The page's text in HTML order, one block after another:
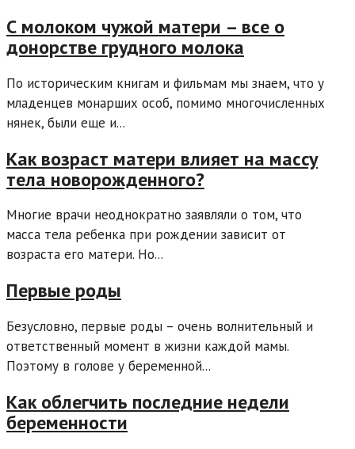
С молоком чужой матери – все о
донорстве грудного молока
По историческим книгам и фильмам мы знаем, что у
младенцев монарших особ, помимо многочисленных
нянек, были еще и...
Как возраст матери влияет на массу
тела новорожденного?
Многие врачи неоднократно заявляли о том, что
масса тела ребенка при рождении зависит от
возраста его матери. Но...
Первые роды
Безусловно, первые роды – очень волнительный и
ответственный момент в жизни каждой мамы.
Поэтому в голове у беременной...
Как облегчить последние недели
беременности